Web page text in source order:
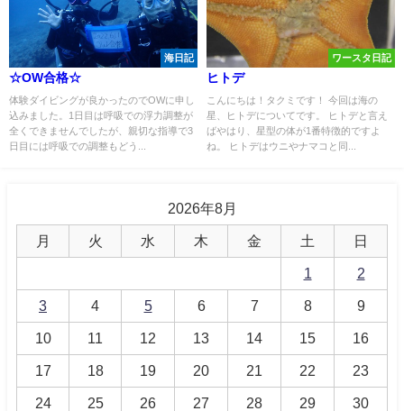
海日記
☆OW合格☆
体験ダイビングが良かったのでOWに申し
込みました。1日目は呼吸での浮力調整が
全くできませんでしたが、親切な指導で3
日目には呼吸での調整もどう...
ワースタ日記
ヒトデ
こんにちは！タクミです！ 今回は海の
星、ヒトデについてです。 ヒトデと言え
ばやはり、星型の体が1番特徴的ですよ
ね。 ヒトデはウニやナマコと同...
2026年8月
月 火 水 木 金 土 日
1 2
3 4 5 6 7 8 9
10 11 12 13 14 15 16
17 18 19 20 21 22 23
24 25 26 27 28 29 30